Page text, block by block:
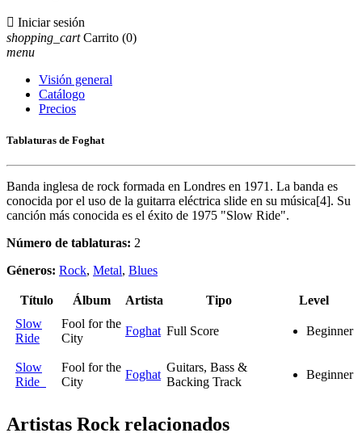
 Iniciar sesión
shopping_cart Carrito (0)
menu
Visión general
Catálogo
Precios
Tablaturas de Foghat
Banda inglesa de rock formada en Londres en 1971. La banda es
conocida por el uso de la guitarra eléctrica slide en su música[4]. Su
canción más conocida es el éxito de 1975 "Slow Ride".
Número de tablaturas: 2
Géneros: Rock, Metal, Blues
Título Álbum Artista Tipo
Level
Slow
Ride
Fool for the
City
Foghat Full Score Beginner
Slow
Ride
Fool for the
City
Foghat
Guitars, Bass &
Backing Track
Beginner
Artistas Rockrelacionados